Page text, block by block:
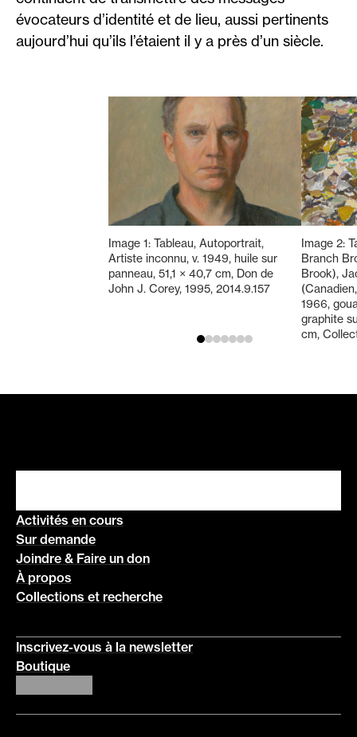
évocateurs d’identité et de lieu, aussi pertinents
aujourd’hui qu’ils l’étaient il y a près d’un siècle.
Image 1: Tableau, Autoportrait,
Artiste inconnu, v. 1949, huile sur
panneau, 51,1 × 40,7 cm, Don de
John J. Corey, 1995, 2014.9.157
Image 2:
Branch
Brook),
1966,
graphite
cm,
Activités en cours
Sur demande
Joindre & Faire un don
À propos
Collections et recherche
Inscrivez-vous à la newsletter
Boutique